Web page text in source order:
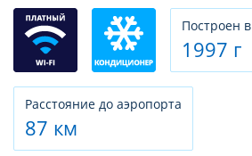
Построен в
1997 г
Расстояние до аэропорта
87 км